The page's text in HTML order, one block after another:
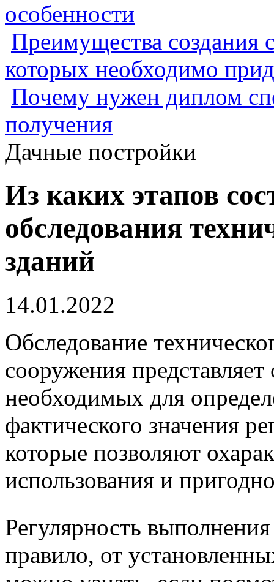
особенности
Преимущества создания
которых необходимо
Почему нужен диплом
получения
Дачные постройки
Из каких этапов
обследования
зданий
14.01.2022
Обследование
сооружения
необходимых для
фактического значения
которые позволяют
использования и
Регулярность
правило, от